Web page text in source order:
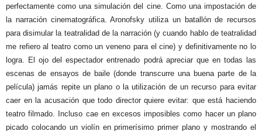
perfectamente como una simulación del cine. Como una impostación de
la narración cinematográfica. Aronofsky utiliza un batallón de recursos
para disimular la teatralidad de la narración (y cuando hablo de teatralidad
me refiero al teatro como un veneno para el cine) y definitivamente no lo
logra. El ojo del espectador entrenado podrá apreciar que en todas las
escenas de ensayos de baile (donde transcurre una buena parte de la
película) jamás repite un plano o la utilización de un recurso para evitar
caer en la acusación que todo director quiere evitar: que está haciendo
teatro filmado. Incluso cae en excesos imposibles como hacer un plano
picado colocando un violín en primerísimo primer plano y mostrando el